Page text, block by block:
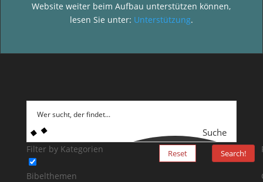
Website weiter beim Aufbau unterstützen können,
lesen Sie unter: Unterstützung.
Suche
Filter by Kategorien
Bibelthemen
Reset Search!